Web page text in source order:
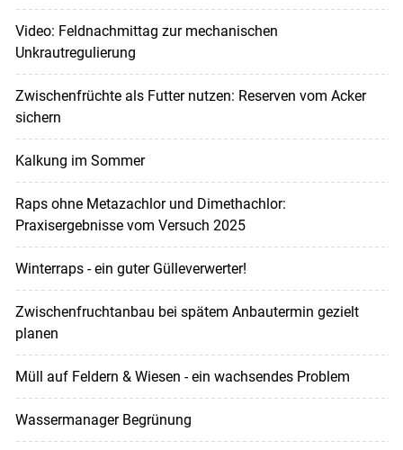
Video: Feldnachmittag zur mechanischen
Unkrautregulierung
Zwischenfrüchte als Futter nutzen: Reserven vom Acker
sichern
Kalkung im Sommer
Raps ohne Metazachlor und Dimethachlor:
Praxisergebnisse vom Versuch 2025
Winterraps - ein guter Gülleverwerter!
Zwischenfruchtanbau bei spätem Anbautermin gezielt
planen
Müll auf Feldern & Wiesen - ein wachsendes Problem
Wassermanager Begrünung